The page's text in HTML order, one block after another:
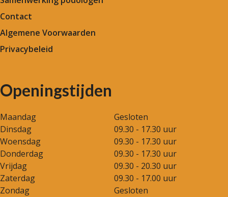
Contact
Algemene Voorwaarden
Privacybeleid
Openingstijden
Maandag
Gesloten
Dinsdag
09.30 - 17.30 uur
Woensdag
09.30 - 17.30 uur
Donderdag
09.30 - 17.30 uur
Vrijdag
09.30 - 20.30 uur
Zaterdag
09.30 - 17.00 uur
Zondag
Gesloten